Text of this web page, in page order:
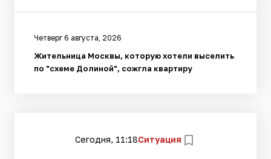
Четверг 6 августа, 2026
Жительница Москвы, которую хотели выселить
по "схеме Долиной", сожгла квартиру
Сегодня, 11:18Ситуация